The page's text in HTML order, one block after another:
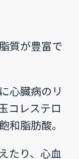
質が豊富で
心臓病のリ
コレステロ
和脂肪酸。
たり、心血